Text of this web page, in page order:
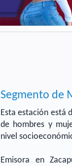
Segmento de
Esta estación está
de hombres y
nivel
Emisora en